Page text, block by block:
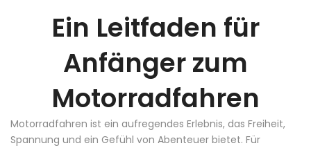
Ein Leitfaden für
Anfänger zum
Motorradfahren
Motorradfahren ist ein aufregendes Erlebnis, das Freiheit,
Spannung und ein Gefühl von Abenteuer bietet. Für